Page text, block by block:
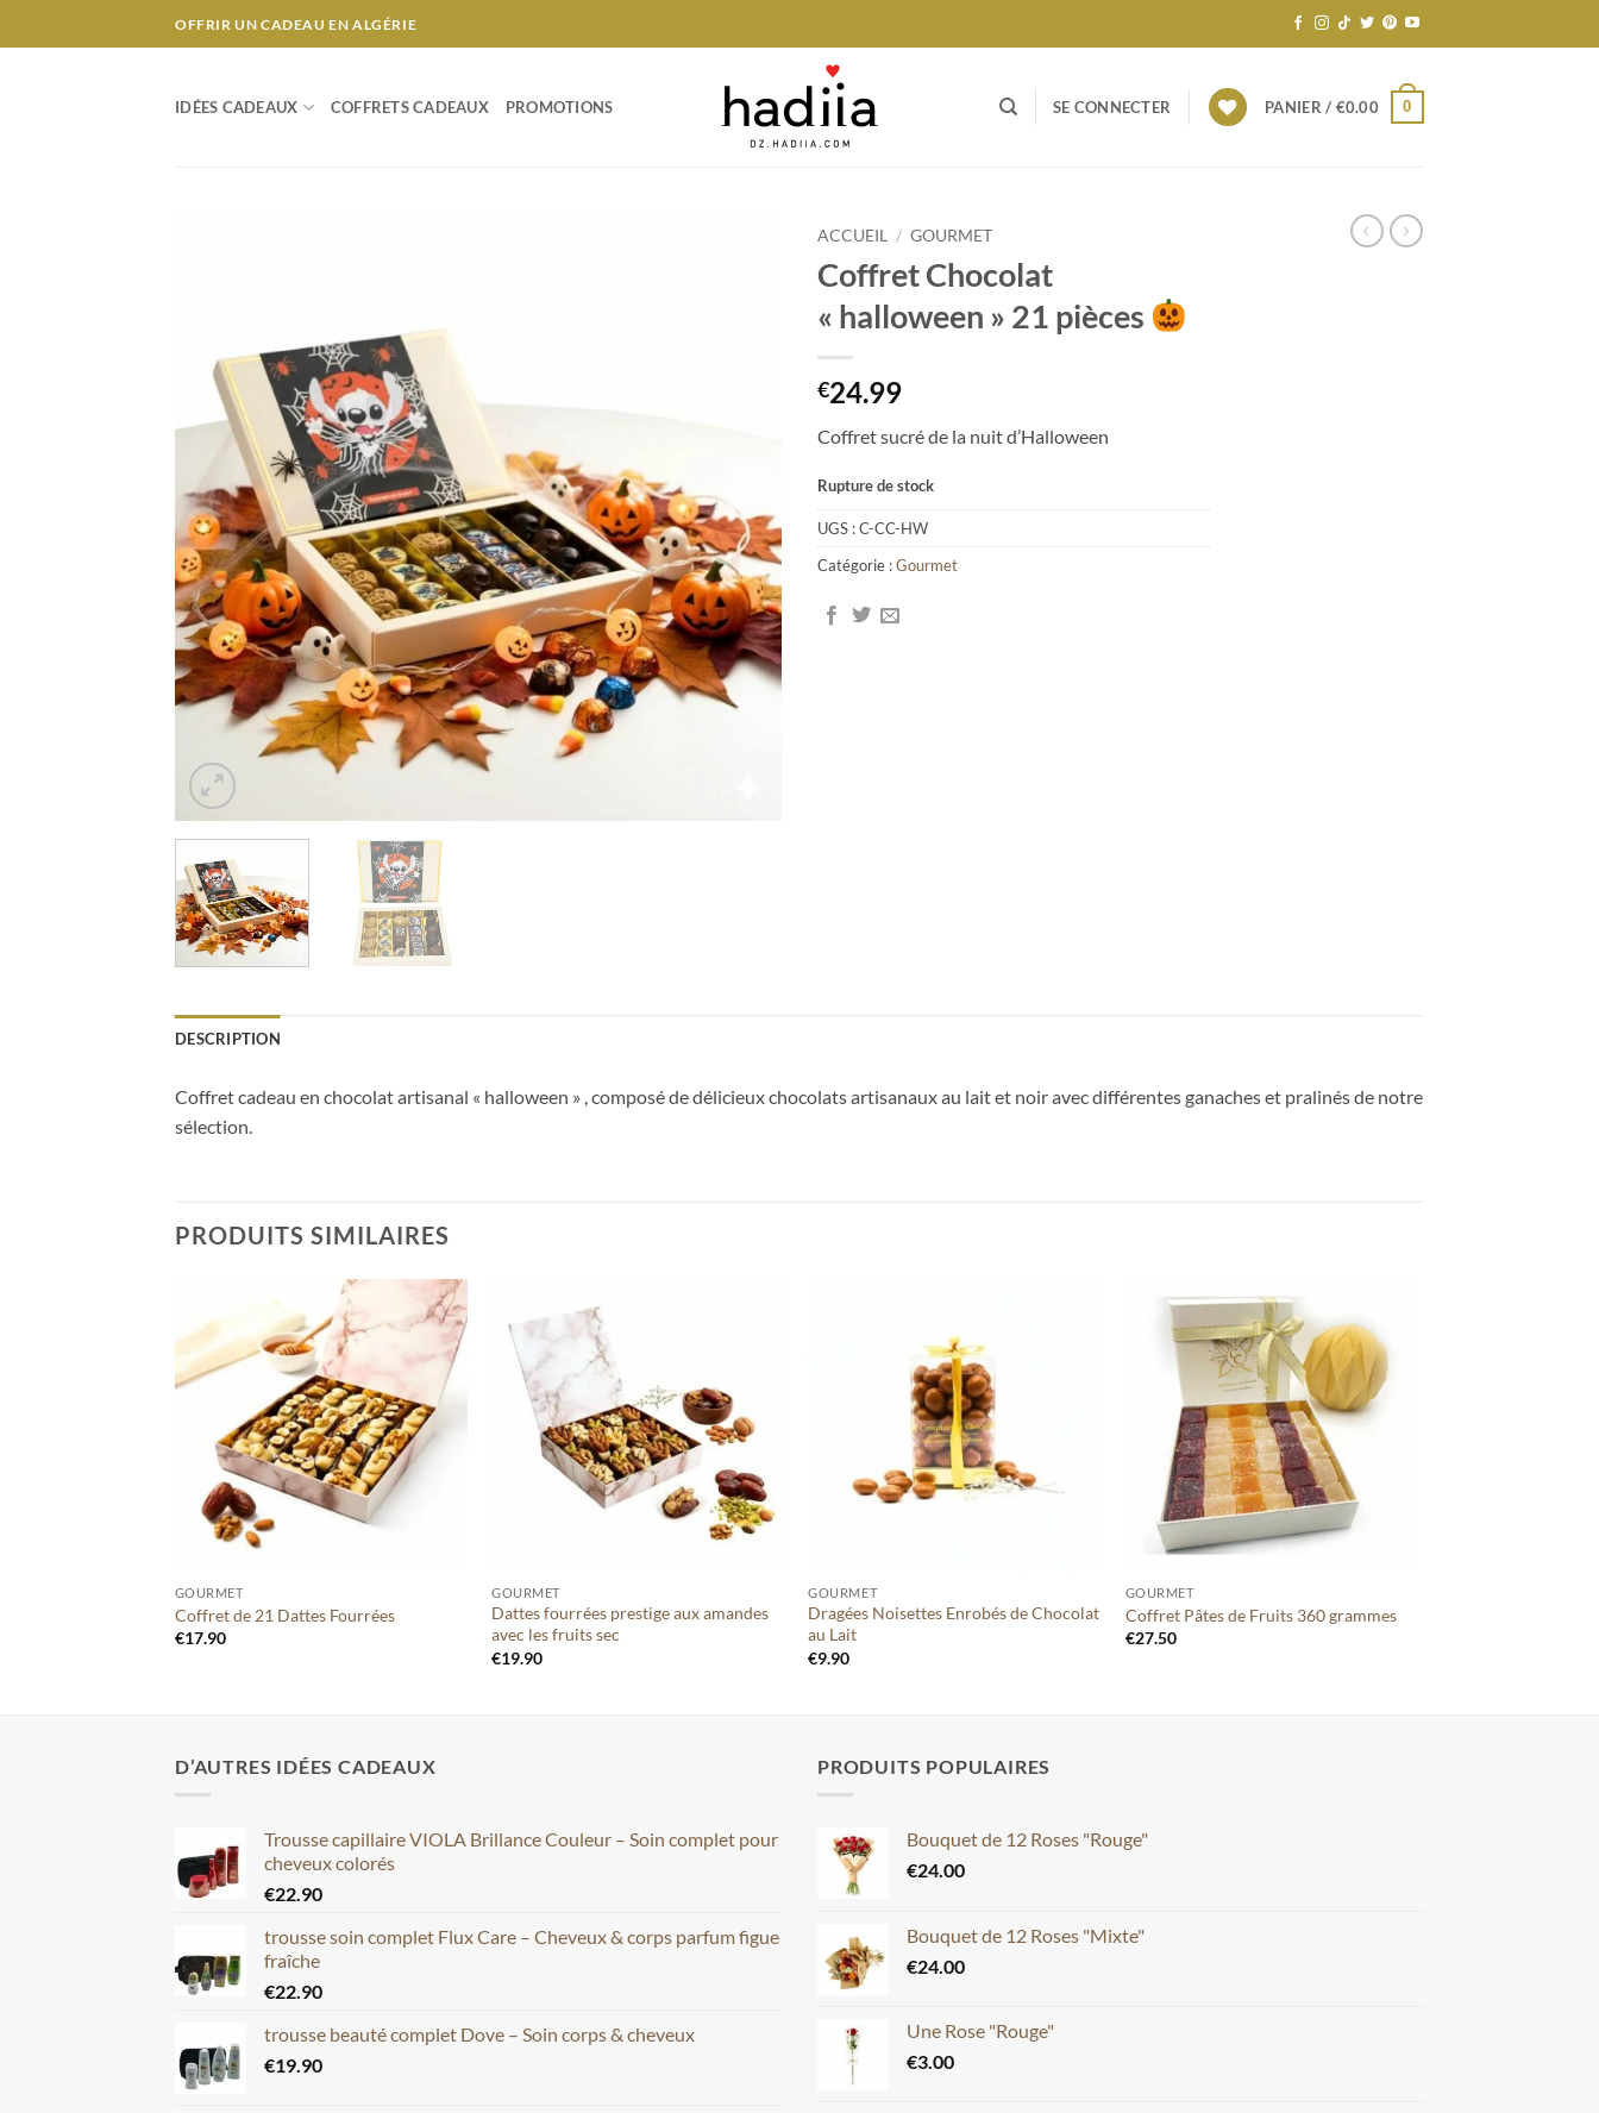
au
OFFRIR UN CADEAU EN ALGÉRIE
IDÉES CADEAUX COFFRETS CADEAUX PROMOTIONS SE CONNECTER PANIER / €0.00 0
ACCUEIL / GOURMET
Coffret Chocolat
« halloween » 21 pièces
€24.99
Coffret sucré de la nuit d’Halloween
Rupture de stock
UGS :C-CC-HW
Catégorie :Gourmet
DESCRIPTION
Coffret cadeau en chocolat artisanal « halloween » , composé de délicieux chocolats artisanaux au lait et noir avec différentes ganaches et pralinés de notre
sélection.
PRODUITS SIMILAIRES
Ajouter
à votre
GOURMET
Coffret de 21 Dattes Fourrées
€17.90
GOURMET
Dattes fourrées prestige aux amandes
avec les fruits sec
€19.90
GOURMET
Dragées Noisettes Enrobés de Chocolat
au Lait
€9.90
Ajouter
à votre
liste
GOURMET
Coffret Pâtes de Fruits 360 grammes
€27.50
D’AUTRES IDÉES CADEAUX
Trousse capillaire VIOLA Brillance Couleur – Soin complet pour
cheveux colorés
€22.90
trousse soin complet Flux Care – Cheveux & corps parfum figue
fraîche
€22.90
trousse beauté complet Dove – Soin corps & cheveux
€19.90
PRODUITS POPULAIRES
Bouquet de 12 Roses "Rouge"
€24.00
Bouquet de 12 Roses "Mixte"
€24.00
Une Rose "Rouge"
€3.00